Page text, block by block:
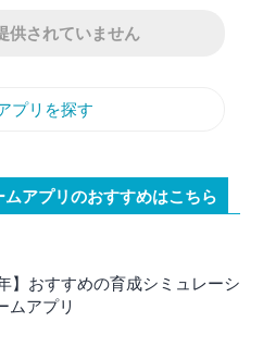
供されていません
プリを探す
アプリのおすすめはこちら
年】おすすめの育成シミュレーシ
ムアプリ